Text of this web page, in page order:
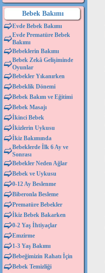
Bebek Bakımı
Evde Bebek Bakımı
Evde Prematüre Bebek
Bakımı
Bebeklerin Bakımı
Bebek Zekâ Gelişiminde
Oyunlar
Bebekler Yıkanırken
Bebeklik Dönemi
Bebek Bakım ve Eğitimi
Bebek Masajı
İkinci Bebek
İkizlerin Uykusu
İkiz Bakımında
Bebeklerde İlk 6 Ay ve
Sonrası
Bebekler Neden Ağlar
Bebek ve Uykusu
0-12 Ay Beslenme
Biberonla Besleme
Prematüre Bebekler
İkiz Bebek Bakarken
0-2 Yaş İhtiyaçlar
Emzirme
1-3 Yaş Bakımı
Bebeğimizin Rahatı İçin
Bebek Temizliği